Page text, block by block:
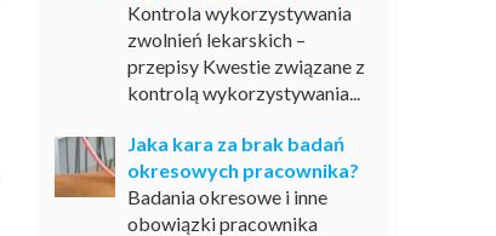
Kontrola wykorzystywania
zwolnień lekarskich –
przepisy Kwestie związane z
kontrolą wykorzystywania...
Jaka kara za brak badań
okresowych pracownika?
Badania okresowe i inne
obowiązki pracownika